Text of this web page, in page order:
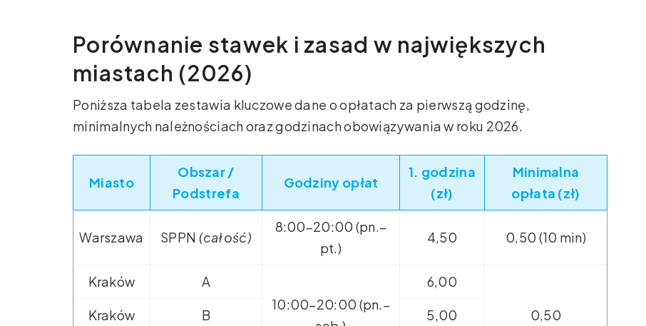
Porównanie stawek i zasad w największych
miastach (2026)
Poniższa tabela zestawia kluczowe dane o opłatach za pierwszą godzinę,
minimalnych należnościach oraz godzinach obowiązywania w roku 2026.
Miasto
Obszar /
Podstrefa
Godziny opłat
1. godzina
(zł)
Minimalna
opłata (zł)
Warszawa SPPN (całość)
8:00–20:00 (pn.–
pt.)
4,50 0,50 (10 min)
Kraków
A
10:00–20:00 (pn.–
6,00
0,50
Kraków B 5,00